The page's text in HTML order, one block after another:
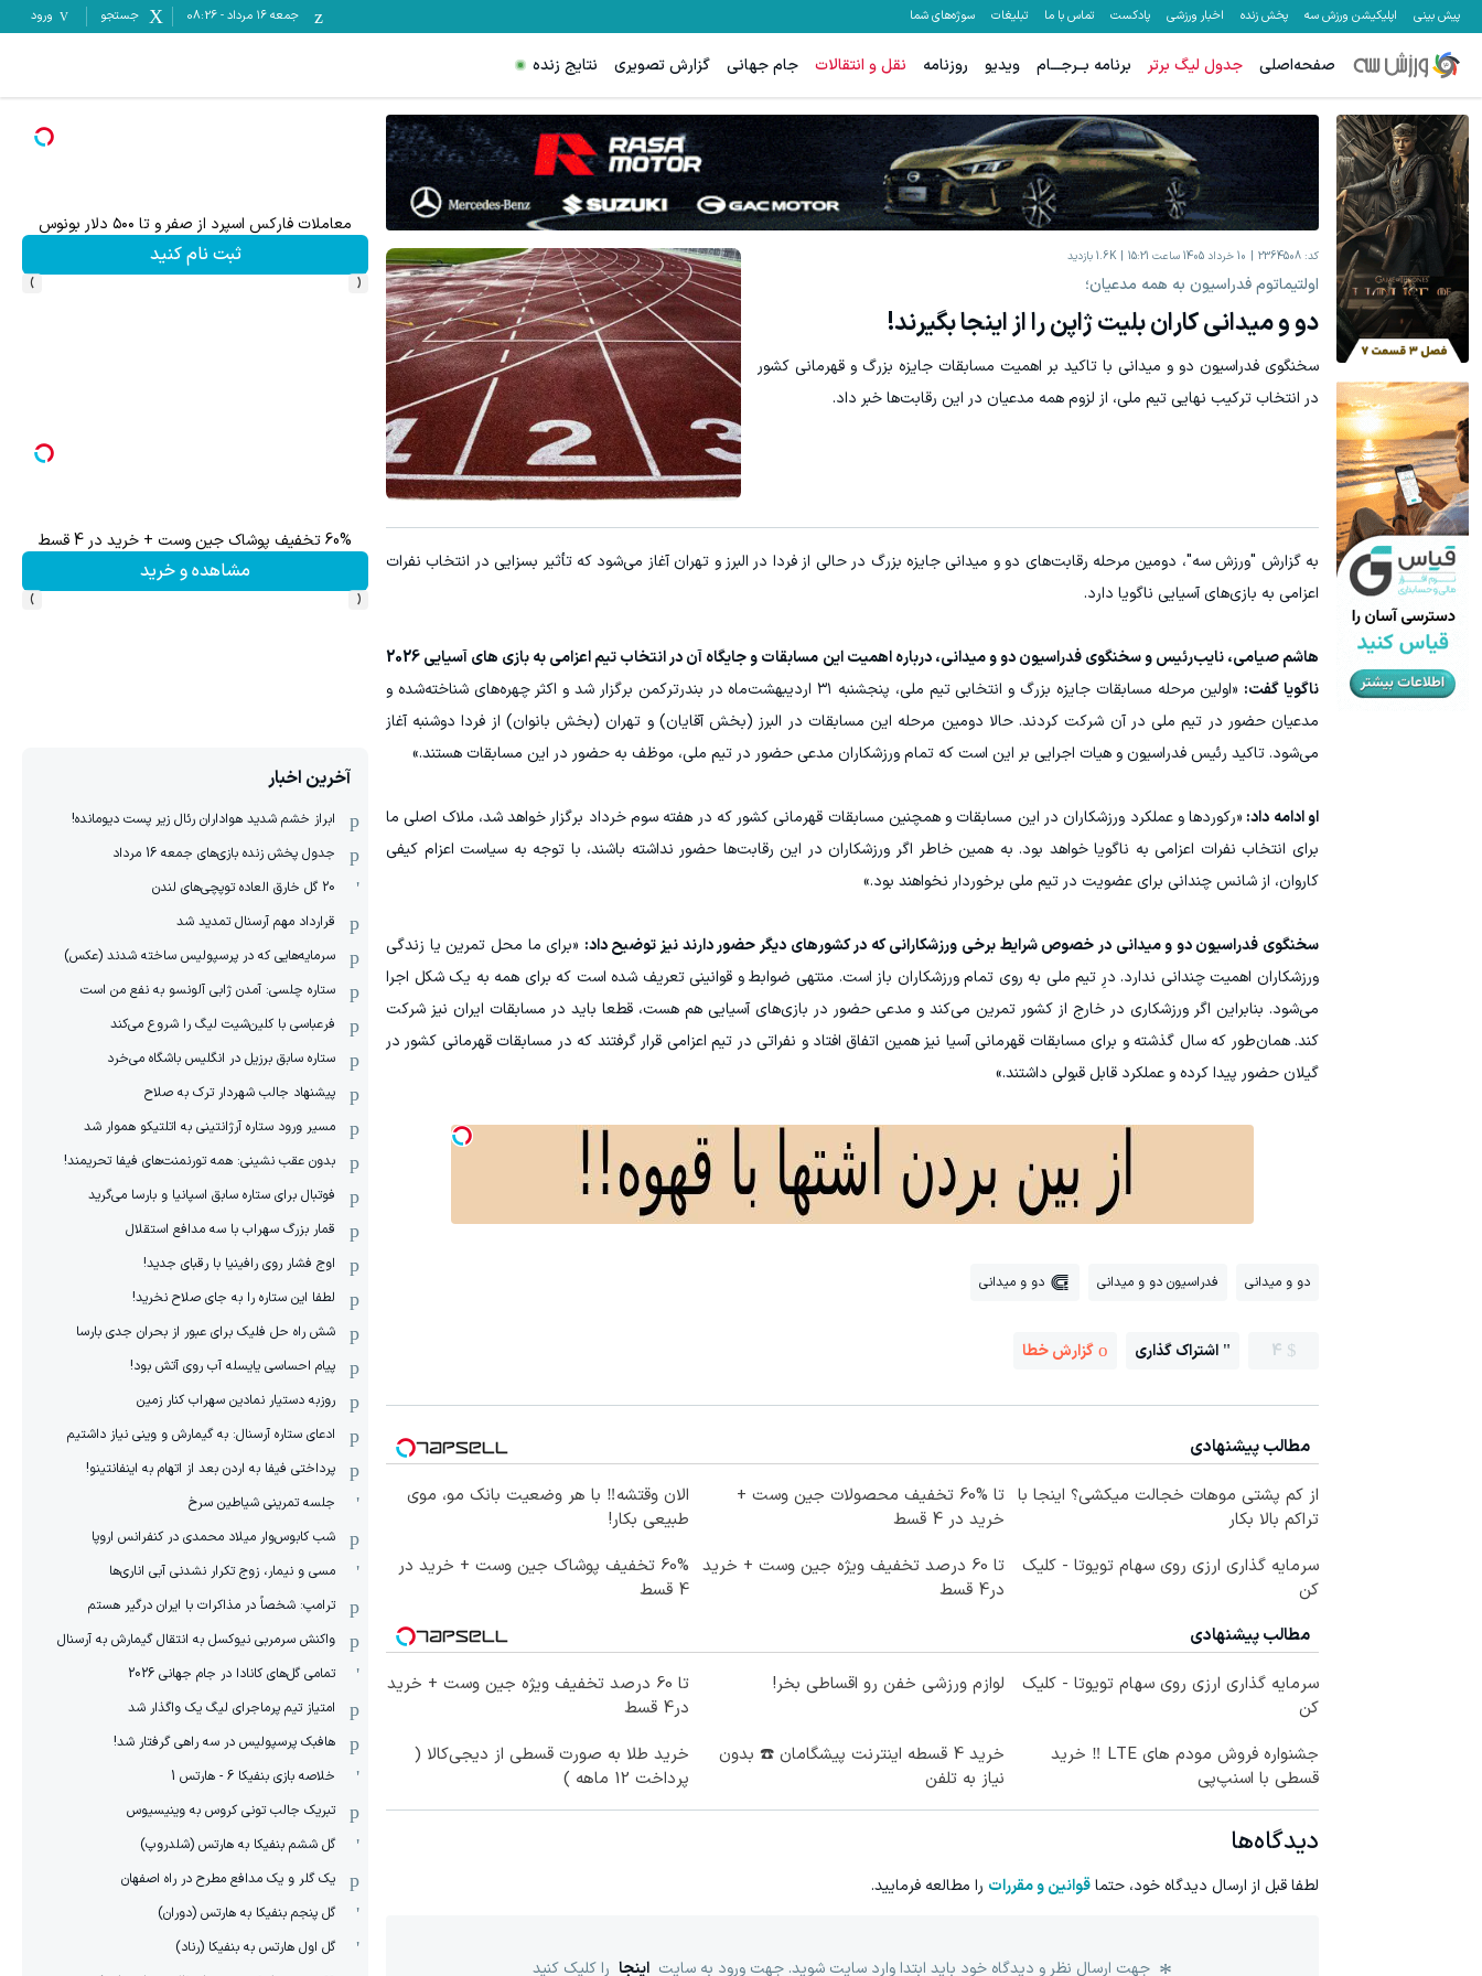
پیش بینی اپلیکیشن ورزش سه پخش زنده اخبار ورزشی پادکست تماس با ما تبلیغات سوژه‌های شما جمعه ۱۶ مرداد -
08:26 جستجو ورود
صفحه‌اصلی جدول لیگ برتر برنامه بــرجـــام ویدیو روزنامه نقل و انتقالات جام جهانی گزارش تصویری نتایج زنده
کد: 2364508 10 خرداد 1405 ساعت 15:21 1.6K بازدید
اولتیماتوم فدراسیون به همه مدعیان؛
دو و میدانی کاران بلیت ژاپن را از اینجا بگیرند!
سخنگوی فدراسیون دو و میدانی با تاکید بر اهمیت مسابقات جایزه بزرگ و قهرمانی کشور
در انتخاب ترکیب نهایی تیم ملی، از لزوم همه مدعیان در این رقابت‌ها خبر داد.
به گزارش "ورزش سه"، دومین مرحله رقابت‌های دو و میدانی جایزه بزرگ در حالی از فردا در البرز و تهران آغاز می‌شود که تأثیر بسزایی در انتخاب نفرات
اعزامی به بازی‌های آسیایی ناگویا دارد.
هاشم صیامی، نایب‌رئیس و سخنگوی فدراسیون دو و میدانی، درباره اهمیت این مسابقات و جایگاه آن در انتخاب تیم اعزامی به بازی های آسیایی 2026
ناگویا گفت:
«اولین مرحله مسابقات جایزه بزرگ و انتخابی تیم ملی، پنجشنبه ۳۱ اردیبهشت‌ماه در بندرترکمن برگزار شد و اکثر چهره‌های شناخته‌شده و
مدعیان حضور در تیم ملی در آن شرکت کردند. حالا دومین مرحله این مسابقات در البرز (بخش آقایان) و تهران (بخش بانوان) از فردا دوشنبه آغاز
می‌شود. تاکید رئیس فدراسیون و هیات اجرایی بر این است که تمام ورزشکاران مدعی حضور در تیم ملی، موظف به حضور در این مسابقات هستند.»
او ادامه داد: «رکوردها و عملکرد ورزشکاران در این مسابقات و همچنین مسابقات قهرمانی کشور که در هفته سوم خرداد برگزار خواهد شد، ملاک اصلی ما
برای انتخاب نفرات اعزامی به ناگویا خواهد بود. به همین خاطر اگر ورزشکاران در این رقابت‌ها حضور نداشته باشند، با توجه به سیاست اعزام کیفی
کاروان، از شانس چندانی برای عضویت در تیم ملی برخوردار نخواهند بود.»
سخنگوی فدراسیون دو و میدانی در خصوص شرایط برخی ورزشکارانی که در کشورهای دیگر حضور دارند نیز توضیح داد: «برای ما محل تمرین یا زندگی
ورزشکاران اهمیت چندانی ندارد. درِ تیم ملی به روی تمام ورزشکاران باز است. منتهی ضوابط و قوانینی تعریف شده است که برای همه به یک شکل اجرا
می‌شود. بنابراین اگر ورزشکاری در خارج از کشور تمرین می‌کند و مدعی حضور در بازی‌های آسیایی هم هست، قطعا باید در مسابقات ایران نیز شرکت
کند. همان‌طور که سال گذشته و برای مسابقات قهرمانی آسیا نیز همین اتفاق افتاد و نفراتی در تیم اعزامی قرار گرفتند که در مسابقات قهرمانی کشور در
گیلان حضور پیدا کرده و عملکرد قابل قبولی داشتند.»
دو و میدانی فدراسیون دو و میدانی دو و میدانی
4 اشتراک گذاری گزارش خطا
مطالب پیشنهادی
از کم پشتی موهات خجالت میکشی؟ اینجا با
تراکم بالا بکار
تا %60 تخفیف محصولات جین وست +
خرید در 4 قسط
الان وقتشه‼️ با هر وضعیت بانک مو، موی
طبیعی بکار!
سرمایه گذاری ارزی روی سهام تویوتا - کلیک
کن
تا 60 درصد تخفیف ویژه جین وست + خرید
در4 قسط
60% تخفیف پوشاک جین وست + خرید در
4 قسط
مطالب پیشنهادی
سرمایه گذاری ارزی روی سهام تویوتا - کلیک
کن
لوازم ورزشی خفن رو اقساطی بخر!
تا 60 درصد تخفیف ویژه جین وست + خرید
در4 قسط
جشنواره فروش مودم های LTE ‼️ خرید
قسطی با اسنپ‌پی
خرید 4 قسطه اینترنت پیشگامان ☎️ بدون
نیاز به تلفن
خرید طلا به صورت قسطی از دیجی‌کالا (
پرداخت 12 ماهه )
دیدگاه‌ها
لطفا قبل از ارسال دیدگاه خود، حتماقوانین و مقررات را مطالعه فرمایید.
جهت ارسال نظر و دیدگاه خود باید ابتدا وارد سایت شوید. جهت ورود به سایت اینجا را کلیک کنید
معاملات فارکس اسپرد از صفر و تا ۵۰۰ دلار بونوس
ثبت نام کنید
‹
›
60% تخفیف پوشاک جین وست + خرید در 4 قسط
مشاهده و خرید
‹
›
آخرین اخبار
ابراز خشم شدید هواداران رئال زیر پست دیومانده!
جدول پخش زنده بازی‌های جمعه 16 مرداد
20 گل خارق العاده توپچی‌های لندن
قرارداد مهم آرسنال تمدید شد
سرمایه‌هایی که در پرسپولیس ساخته شدند (عکس)
ستاره چلسی: آمدن ژابی آلونسو به نفع من است
فرعباسی با کلین‌شیت لیگ را شروع می‌کند
ستاره سابق برزیل در انگلیس باشگاه می‌خرد
پیشنهاد جالب شهردار ترک به صلاح
مسیر ورود ستاره آرژانتینی به اتلتیکو هموار شد
بدون عقب نشینی: همه تورنمنت‌های فیفا تحریمند!
فوتبال برای ستاره سابق اسپانیا و بارسا می‌گرید
قمار بزرگ سهراب با سه مدافع استقلال
اوج فشار روی رافینیا با رقبای جدید!
لطفا این ستاره را به جای صلاح نخرید!
شش راه حل فلیک برای عبور از بحران جدی بارسا
پیام احساسی یایسله آب روی آتش بود!
روزبه دستیار نمادین سهراب کنار زمین
ادعای ستاره آرسنال: به گیمارش و وینی نیاز داشتیم
پرداختی فیفا به اردن بعد از اتهام به اینفانتینو!
جلسه تمرینی شیاطین سرخ
شب کابوس‌وار میلاد محمدی در کنفرانس اروپا
مسی و نیمار، زوج تکرار نشدنی آبی اناری‌ها
ترامپ: شخصاً در مذاکرات با ایران درگیر هستم
واکنش سرمربی نیوکسل به انتقال گیمارش به آرسنال
تمامی گل‌های کانادا در جام جهانی 2026
امتیاز تیم پرماجرای لیگ یک واگذار شد
هافبک پرسپولیس در سه راهی گرفتار شد!
خلاصه بازی بنفیکا 6 - هارتس 1
تبریک جالب تونی کروس به وینیسیوس
گل ششم بنفیکا به هارتس (شلدروپ)
یک گلر و یک مدافع مطرح در راه اصفهان
گل پنجم بنفیکا به هارتس (دوران)
گل اول هارتس به بنفیکا (رناد)